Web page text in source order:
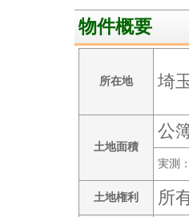
物件概要
所在地 埼
土地面積
公
実測
土地権利 所